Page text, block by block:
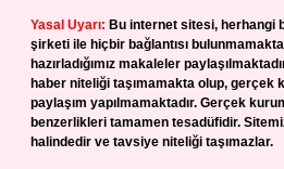
Yasal Uyarı: Bu internet sitesi, herhangi
şirketi ile hiçbir bağlantısı
hazırladığımız makaleler
haber niteliği taşımamakta olup, gerçek
paylaşım yapılmamaktadır. Gerçek
benzerlikleri tamamen tesadüfidir.
halindedir ve tavsiye niteliği taşımazlar.